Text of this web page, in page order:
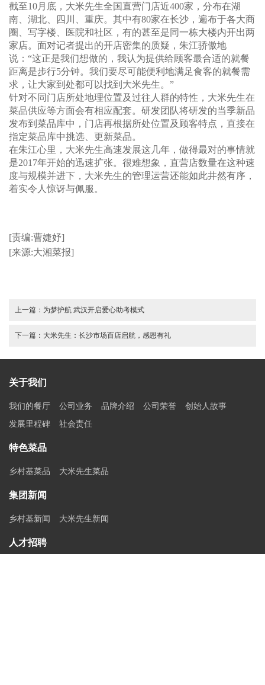
截至10月底，大米先生全国直营门店近400家，分布在湖
南、湖北、四川、重庆。其中有80家在长沙，遍布于各大商
圈、写字楼、医院和社区，有的甚至是同一栋大楼内开出两
家店。面对记者提出的开店密集的质疑，朱江骄傲地
说：“这正是我们想做的，我认为提供给顾客最合适的就餐
距离是步行5分钟。我们要尽可能便利地满足食客的就餐需
求，让大家到处都可以找到大米先生。”
针对不同门店所处地理位置及过往人群的特性，大米先生在
菜品供应等方面会有相应配套。研发团队将研发的当季新品
发布到菜品库中，门店再根据所处位置及顾客特点，直接在
指定菜品库中挑选、更新菜品。
在朱江心里，大米先生高速发展这几年，做得最对的事情就
是2017年开始的迅速扩张。很难想象，直营店数量在这种速
度与规模并进下，大米先生的管理运营还能如此井然有序，
着实令人惊讶与佩服。
[责编:曹婕妤]
[来源:大湘菜报]
上一篇： 为梦护航 武汉开启爱心助考模式
下一篇： 大米先生：长沙市场百店启航，感恩有礼
关于我们
我们的餐厅 公司业务 品牌介绍 公司荣誉
创始人故事
发展里程碑
社会责任
特色菜品
乡村基菜品 大米先生菜品
集团新闻
乡村基新闻 大米先生新闻
人才招聘